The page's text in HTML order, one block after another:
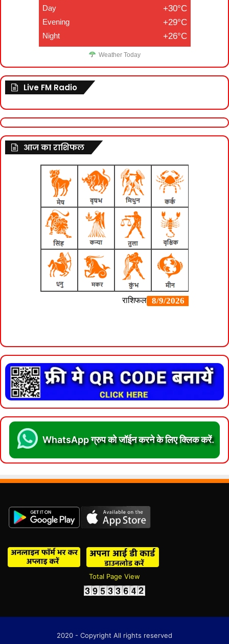
Day +30°C
Evening +29°C
Night +26°C
Weather Today
Live FM Radio
आज का राशिफल
WhatsApp ग्रुप को जॉईन करने के लिए क्लिक करें.
Total Page View
2020 - Copyright All rights reserved